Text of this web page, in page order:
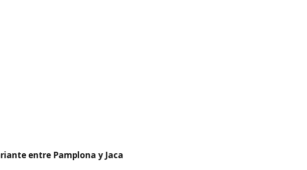
entre Pamplona y Jaca